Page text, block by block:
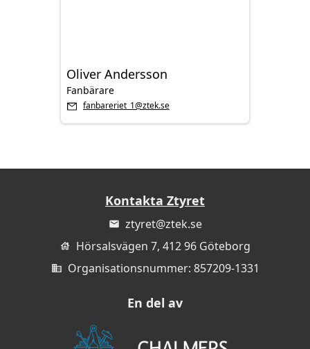
Oliver Andersson
Fanbärare
fanbareriet_1@ztek.se
Kontakta Ztyret
ztyret@ztek.se
Hörsalsvägen 7, 412 96 Göteborg
Organisationsnummer: 857209-1331
En del av